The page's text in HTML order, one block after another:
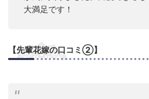
大満足です！
【先輩花嫁の口コミ②】